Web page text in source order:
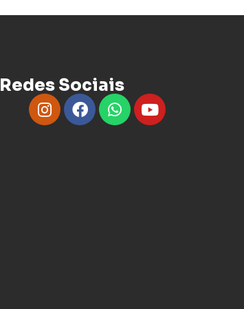
Redes Sociais